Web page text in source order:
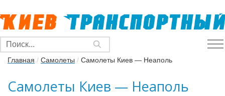
Главная / Самолеты / Самолеты Киев — Неаполь
Самолеты Киев — Неаполь